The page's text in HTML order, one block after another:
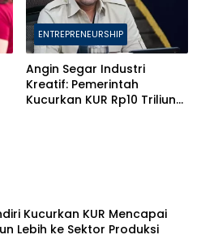
ENTREPRENEURSHIP
Angin Segar Industri
Kreatif: Pemerintah
Kucurkan KUR Rp10 Triliun
Kucurkan KUR Mencapai
Lebih ke Sektor Produksi